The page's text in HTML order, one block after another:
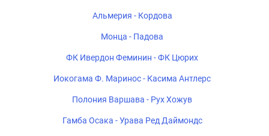
Альмерия - Кордова
Монца - Падова
ФК Ивердон Феминин - ФК Цюрих
Иокогама Ф. Маринос - Касима Антлерс
Полония Варшава - Рух Хожув
Гамба Осака - Урава Ред Даймондс